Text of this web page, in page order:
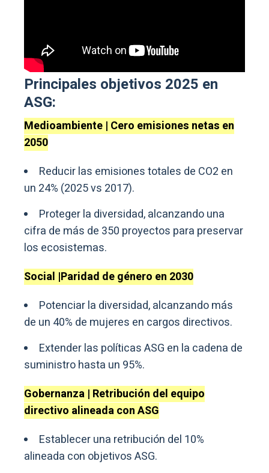
Principales objetivos 2025 en
ASG:
Medioambiente | Cero emisiones netas en
2050
Reducir las emisiones totales de CO2 en
un 24% (2025 vs 2017).
Proteger la diversidad, alcanzando una
cifra de más de 350 proyectos para preservar
los ecosistemas.
Social |Paridad de género en 2030
Potenciar la diversidad, alcanzando más
de un 40% de mujeres en cargos directivos.
Extender las políticas ASG en la cadena de
suministro hasta un 95%.
Gobernanza | Retribución del equipo
directivo alineada con ASG
Establecer una retribución del 10%
alineada con objetivos ASG.